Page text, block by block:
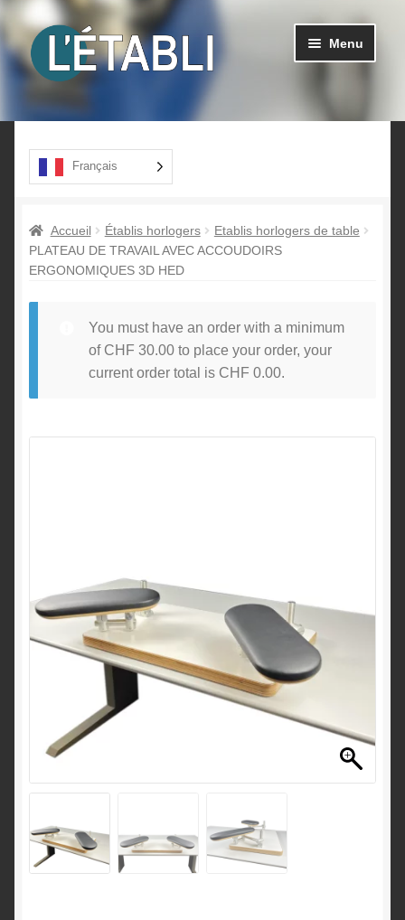
Aller
à
Aller
au
contenu
Menu
Produits
le
A propos
Français
Accueil Établis horlogers
Etablis horlogers de table
PLATEAU DE TRAVAIL AVEC ACCOUDOIRS
ERGONOMIQUES 3D HED
You must have an order with a minimum
of CHF 30.00to place your order, your
current order total is CHF 0.00.